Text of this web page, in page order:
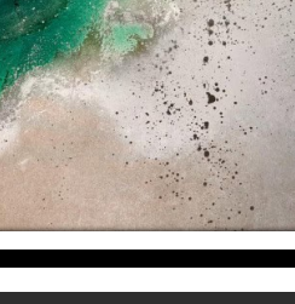
propios pinceles y
con el entorno.
transmitir emociones,
sus cuadros.
, en Espai Cavallers Gallery